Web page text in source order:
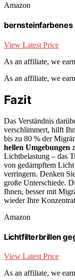
Amazon
bernsteinfarbenes
View Latest Price
As an affiliate, we
As an affiliate, we
Fazit
Das Verständnis
verschlimmert, hilft
bis zu 80 % der
hellen Umgebungen
Lichtbelastung – das
von gedämpftem
verringern. Denken
große Unterschiede.
Ihnen, besser mit
wieder Ihre
Amazon
Lichtfilterbrillen
View Latest Price
As an affiliate, we